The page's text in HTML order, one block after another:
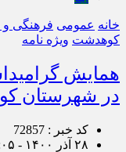
خانه عمومی فرهنگی و
کوهدشت ویژه نامه
همایش
در شهرستان
کد خبر : 72857
۲۸ آذر ۱۴۰۰ - ۲۰:۰۵